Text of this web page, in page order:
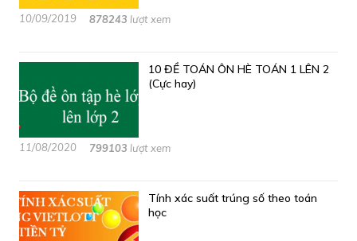
10/09/2019 878243 lượt xem
10 ĐỀ TOÁN ÔN HÈ TOÁN 1 LÊN 2
(Cực hay)
11/08/2020 799103 lượt xem
Tính xác suất trúng số theo toán
học